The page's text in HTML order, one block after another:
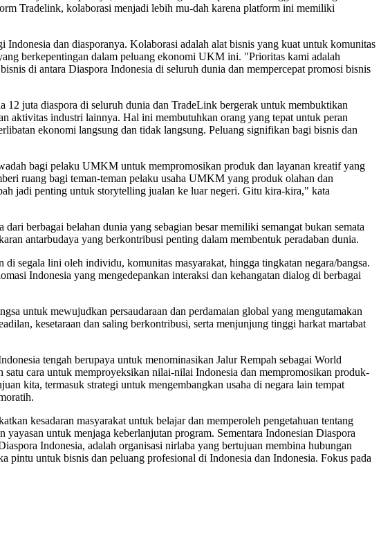
Tradelink, kolaborasi menjadi lebih mu-dah karena platform ini memiliki
dan diasporanya. Kolaborasi adalah alat bisnis yang kuat untuk komunitas
berkepentingan dalam peluang ekonomi UKM ini. "Prioritas kami adalah
di antara Diaspora Indonesia di seluruh dunia dan mempercepat promosi bisnis
juta diaspora di seluruh dunia dan TradeLink bergerak untuk membuktikan
aktivitas industri lainnya. Hal ini membutuhkan orang yang tepat untuk peran
ekonomi langsung dan tidak langsung. Peluang signifikan bagi bisnis dan
bagi pelaku UMKM untuk mempromosikan produk dan layanan kreatif yang
ruang bagi teman-teman pelaku usaha UMKM yang produk olahan dan
jadi penting untuk storytelling jualan ke luar negeri. Gitu kira-kira," kata
berbagai belahan dunia yang sebagian besar memiliki semangat bukan semata
antarbudaya yang berkontribusi penting dalam membentuk peradaban dunia.
segala lini oleh individu, komunitas masyarakat, hingga tingkatan negara/bangsa.
Indonesia yang mengedepankan interaksi dan kehangatan dialog di berbagai
untuk mewujudkan persaudaraan dan perdamaian global yang mengutamakan
kesetaraan dan saling berkontribusi, serta menjunjung tinggi harkat martabat
tengah berupaya untuk menominasikan Jalur Rempah sebagai World
satu cara untuk memproyeksikan nilai-nilai Indonesia dan mempromosikan produk-
kita, termasuk strategi untuk mengembangkan usaha di negara lain tempat
kesadaran masyarakat untuk belajar dan memperoleh pengetahuan tentang
untuk menjaga keberlanjutan program. Sementara Indonesian Diaspora
Indonesia, adalah organisasi nirlaba yang bertujuan membina hubungan
pintu untuk bisnis dan peluang profesional di Indonesia dan Indonesia. Fokus pada